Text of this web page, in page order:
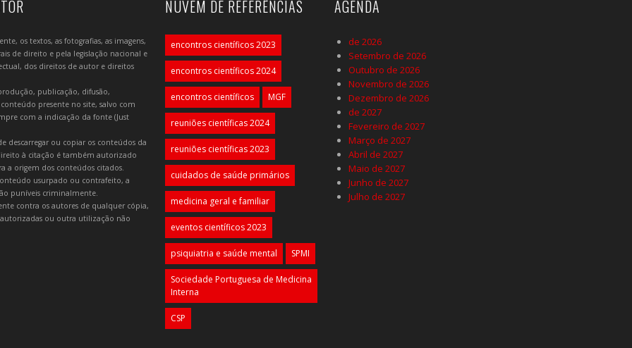
os textos, as fotografias, as imagens,
de direito e pela legislação nacional e
dos direitos de autor e direitos
publicação, difusão,
presente no site, salvo com
com a indicação da fonte (Just
ou copiar os conteúdos da
à citação é também autorizado
a origem dos conteúdos citados.
usurpado ou contrafeito, a
puníveis criminalmente.
contra os autores de qualquer cópia,
ou outra utilização não
NUVEM DE REFERÊNCIAS
encontros científicos 2023
encontros científicos 2024
encontros científicos MGF
reuniões científicas 2024
reuniões científicas 2023
cuidados de saúde primários
medicina geral e familiar
eventos científicos 2023
psiquiatria e saúde mental SPMI
Sociedade Portuguesa de Medicina
Interna
CSP
AGENDA
de 2026
Setembro de 2026
Outubro de 2026
Novembro de 2026
Dezembro de 2026
de 2027
Fevereiro de 2027
Março de 2027
Abril de 2027
Maio de 2027
Junho de 2027
Julho de 2027